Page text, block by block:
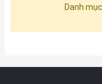
Danh